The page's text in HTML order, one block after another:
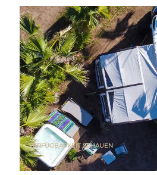
VERFÜGBARKEIT SCHAUEN